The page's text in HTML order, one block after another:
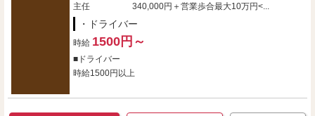
主任 340,000円＋営業歩合最大10万円<...
・ドライバー
時給 1500円～
■ドライバー
時給1500円以上